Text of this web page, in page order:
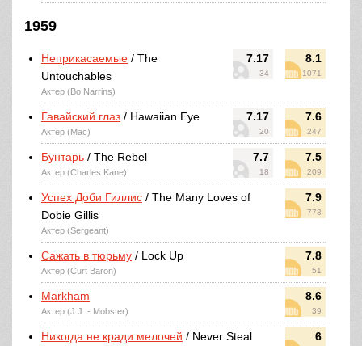
1959
7.17
34
8.1
1071
Неприкасаемые / The
Untouchables
Актер (Bo Narrins)
7.17
20
7.6
247
Гавайский глаз / Hawaiian Eye
Актер (Mac)
7.7
18
7.5
209
Бунтарь / The Rebel
Актер (Charles Kane)
7.9
773
Успех Доби Гиллис / The Many Loves of
Dobie Gillis
Актер (Sergeant)
7.8
51
Сажать в тюрьму / Lock Up
Актер (Curt Baron)
8.6
39
Markham
Актер (J.J. - Mobster)
6
Никогда не кради мелочей / Never Steal